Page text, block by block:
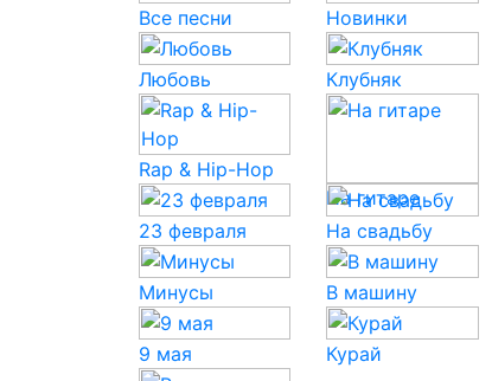
Все песни Новинки
Любовь Клубняк
Rap & Hip-Hop
На гитаре
23 февраля
На свадьбу
Минусы В машину
9 мая Курай